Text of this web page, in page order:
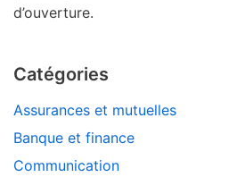
d’ouverture.
Catégories
Assurances et mutuelles
Banque et finance
Communication